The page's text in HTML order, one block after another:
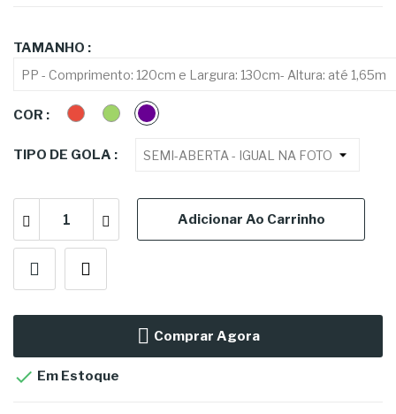
TAMANHO :
COR : VERMELHO
VERDEROXA
TIPO DE GOLA :
Adicionar Ao Carrinho
Comprar Agora
 Em Estoque